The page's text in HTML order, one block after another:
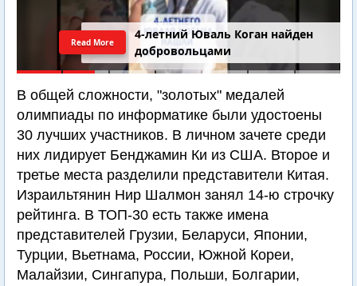
4-летний Юваль Коган найден
добровольцами
Read More
В общей сложности, "золотых" медалей
олимпиады по информатике были удостоены
30 лучших участников. В личном зачете среди
них лидирует Бенджамин Ки из США. Второе и
третье места разделили представители Китая.
Израильтянин Нир Шалмон занял 14-ю строчку
рейтинга. В ТОП-30 есть также имена
представителей Грузии, Беларуси, Японии,
Турции, Вьетнама, России, Южной Кореи,
Малайзии, Сингапура, Польши, Болгарии,